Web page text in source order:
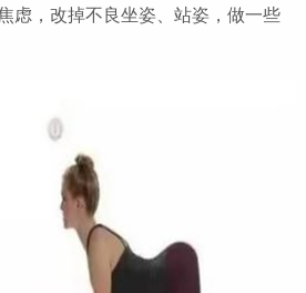
，改掉不良坐姿、站姿，做一些